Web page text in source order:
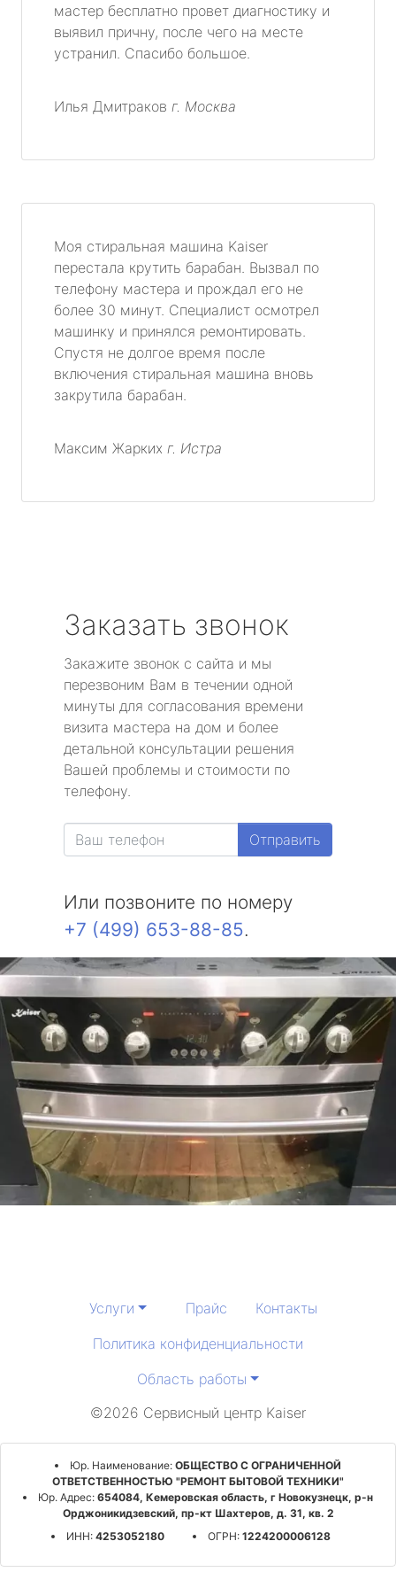
мастер бесплатно провет диагностику и
выявил причну, после чего на месте
устранил. Спасибо большое.
Илья Дмитраков г. Москва
Моя стиральная машина Kaiser
перестала крутить барабан. Вызвал по
телефону мастера и прождал его не
более 30 минут. Специалист осмотрел
машинку и принялся ремонтировать.
Спустя не долгое время после
включения стиральная машина вновь
закрутила барабан.
Максим Жарких г. Истра
Заказать звонок
Закажите звонок с сайта и мы
перезвоним Вам в течении одной
минуты для согласования времени
визита мастера на дом и более
детальной консультации решения
Вашей проблемы и стоимости по
телефону.
Отправить
Или позвоните по номеру
+7 (499) 653-88-85.
Услуги Прайс
Контакты
Политика конфиденциальности
Область работы
©2026 Сервисный центр Kaiser
Юр. Наименование: ОБЩЕСТВО С ОГРАНИЧЕННОЙ
ОТВЕТСТВЕННОСТЬЮ "РЕМОНТ БЫТОВОЙ ТЕХНИКИ"
Юр. Адрес: 654084, Кемеровская область, г Новокузнецк, р-н
Орджоникидзевский, пр-кт Шахтеров, д. 31, кв. 2
ИНН: 4253052180 ОГРН: 1224200006128